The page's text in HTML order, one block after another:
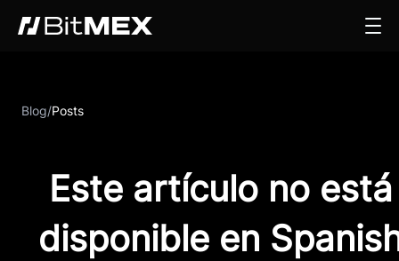
Blog/Posts
Este artículo no está
disponible en